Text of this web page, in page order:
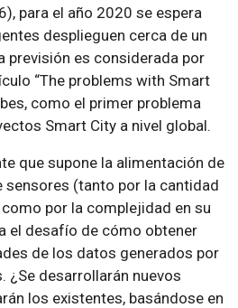
para el año 2020 se espera
desplieguen cerca de un
previsión es considerada por
“The problems with Smart
como el primer problema
Smart City a nivel global.
que supone la alimentación de
sensores (tanto por la cantidad
por la complejidad en su
el desafío de cómo obtener
de los datos generados por
¿Se desarrollarán nuevos
los existentes, basándose en